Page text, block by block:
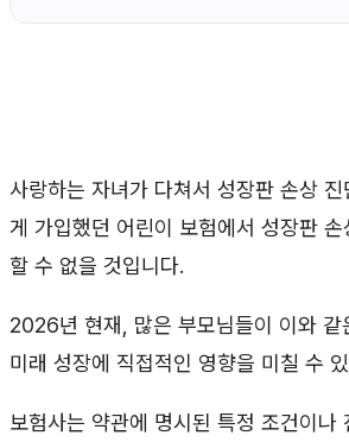
사랑하는 자녀가 다쳐서 성장판 손상
게 가입했던 어린이 보험에서 성장판
할 수 없을 것입니다.
2026년 현재, 많은 부모님들이 이와 같
미래 성장에 직접적인 영향을 미칠 수
보험사는 약관에 명시된 특정 조건이